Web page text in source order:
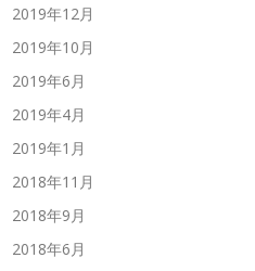
2019年12月
2019年10月
2019年6月
2019年4月
2019年1月
2018年11月
2018年9月
2018年6月